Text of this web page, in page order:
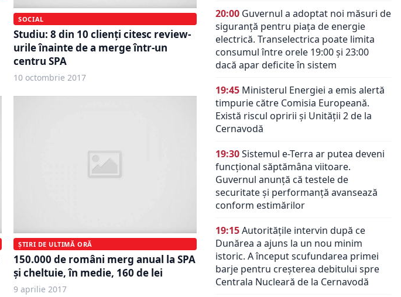
SOCIAL
Studiu: 8 din 10 clienți citesc review-
urile înainte de a merge într-un
centru SPA
10 octombrie 2017
ȘTIRI DE ULTIMĂ ORĂ
150.000 de români merg anual la SPA
și cheltuie, în medie, 160 de lei
9 aprilie 2017
20:00 Guvernul a adoptat noi măsuri de
siguranță pentru piața de energie
electrică. Transelectrica poate limita
consumul între orele 19:00 și 23:00
dacă apar deficite în sistem
19:45 Ministerul Energiei a emis alertă
timpurie către Comisia Europeană.
Există riscul opririi și Unității 2 de la
Cernavodă
19:30Sistemul e-Terra ar putea deveni
funcțional săptămâna viitoare.
Guvernul anunță că testele de
securitate și performanță avansează
conform estimărilor
19:15Autoritățile intervin după ce
Dunărea a ajuns la un nou minim
istoric. A început scufundarea primei
barje pentru creșterea debitului spre
Centrala Nucleară de la Cernavodă